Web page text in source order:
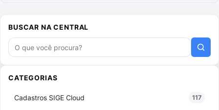
BUSCAR NA CENTRAL
Buscar artigos
CATEGORIAS
Cadastros SIGE Cloud 117